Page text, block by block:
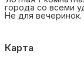
города со всеми
Не для вечеринок.
Карта